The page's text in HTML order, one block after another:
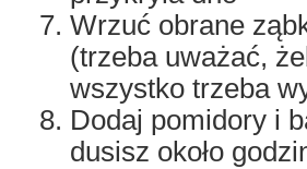
Wrzuć obrane
(trzeba uważać,
wszystko trzeba
Dodaj pomidory i
dusisz około